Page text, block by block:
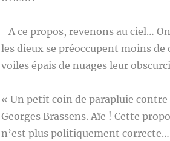
A ce propos, revenons au ciel…
les dieux se préoccupent moins de
voiles épais de nuages leur
« Un petit coin de parapluie
Georges Brassens. Aïe ! Cette
n’est plus politiquement correcte…